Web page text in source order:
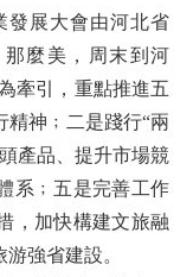
展大會由河北省
麼美，周末到河
牽引，重點推進五
精神﹔二是踐行“兩
產品、提升市場競
系﹔五是完善工作
，加快構建文旅融
強省建設。